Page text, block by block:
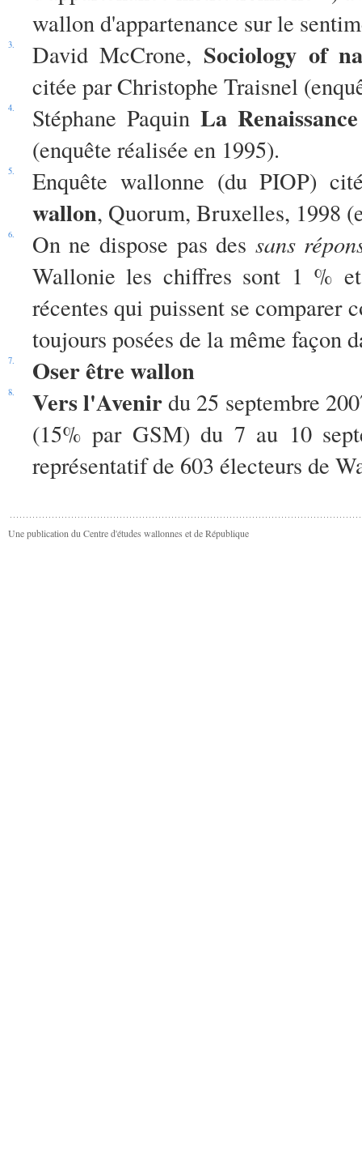
wallon d'appartenance sur le
3. David McCrone, Sociology of
citée par Christophe Traisnel
4. Stéphane PaquinLa
(enquête réalisée en 1995).
5. Enquête wallonne (du PIOP)
wallon, Quorum, Bruxelles, 1998
6. On ne dispose pas des sans
Wallonie les chiffres sont 1 %
récentes qui puissent se comparer
toujours posées de la même façon
7. Oser être wallon
8. Vers l'Avenirdu 25 septembre
(15% par GSM) du 7 au 10
représentatif de 603 électeurs de
Une publication du Centre d'études wallonnes et de République